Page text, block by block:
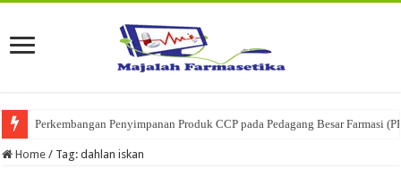
Perkembangan Penyimpanan Produk CCP pada Pedagang Besar Farmasi
Home / Tag:dahlan iskan